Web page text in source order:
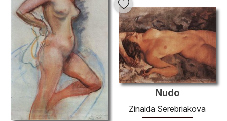
Nudo
Zinaida Serebriakova